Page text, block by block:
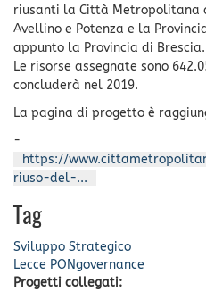
riusanti la Città Metropolitana
Avellino e Potenza e la
appunto la Provincia di Brescia.
Le risorse assegnate sono
concluderà nel 2019.
La pagina di progetto è
-
https://
riuso-del-...
Tag
Sviluppo Strategico
Lecce PONgovernance
Progetti collegati: